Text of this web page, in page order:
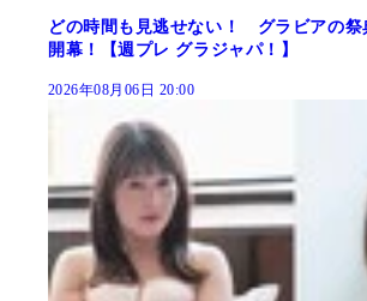
どの時間も見逃せない！ グラビアの祭
開幕！【週プレ グラジャパ！】
2026年08月06日 20:00